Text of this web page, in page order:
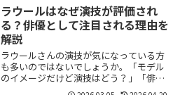
うと、Snow Manは9人それぞれに強いフ
ァン層が...
ラウールはなぜ演技が評価され
る？俳優として注目される理由を
解説
ラウールさんの演技が気になっている方
も多いのではないでしょうか。「モデル
のイメージだけど演技はどう？」「俳優
として評価されてるの？」と感じた方も